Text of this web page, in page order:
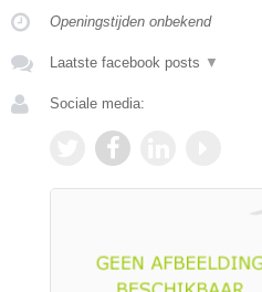
Openingstijden onbekend
Laatste facebook posts ▼
Sociale media: